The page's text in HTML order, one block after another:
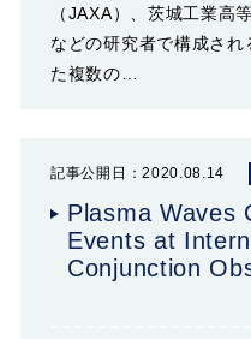
（JAXA）、茨城工業高
などの研究者で構成さ
た複数の…
記事公開日：2020.08.14
Plasma
Events at
Conjunction